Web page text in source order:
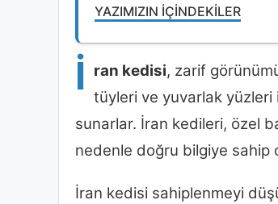
YAZIMIZIN İÇINDEKILER
İ ran kedisi, zarif
tüyleri ve yuvarlak yüzleri
sunarlar. İran kedileri, özel
nedenle doğru bilgiye sahip
İran kedisi sahiplenmeyi